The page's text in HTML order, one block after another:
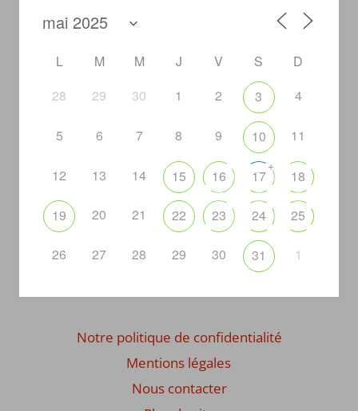
L M M J V S
D
28
29 30 1 2 3 4
5 6 7 8 9 10 11
12 13 14 15 16 17
+
18
19 20 21 22 23 24 25
26 27 28 29 30 31 1
Nous contacter
Notre politique de confidentialité
Mentions légales